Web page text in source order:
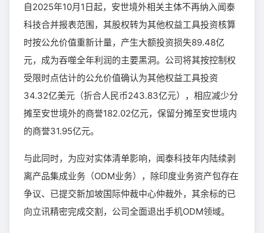
自2025年10月1日起，安世境外相关主体不再纳入闻泰
科技合并报表范围，其股权转为其他权益工具投资核算
时按公允价值重新计量，产生大额投资损失89.48亿
元，成为吞噬全年利润的主要黑洞。公司将其按控制权
受限时点估计的公允价值确认为其他权益工具投资
34.32亿美元（折合人民币243.83亿元），相应减少分
摊至安世境外的商誉182.02亿元，保留分摊至安世境内
的商誉31.95亿元。
与此同时，为应对实体清单影响，闻泰科技年内陆续剥
离产品集成业务（ODM业务），除印度业务资产包存在
争议、已提交新加坡国际仲裁中心仲裁外，其余标的已
向立讯精密完成交割，公司全面退出手机ODM领域。